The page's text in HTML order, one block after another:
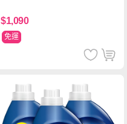
$1,090
免運